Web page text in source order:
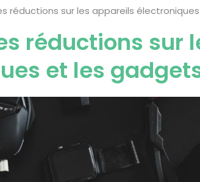
réductions sur les appareils
réductions sur
et les